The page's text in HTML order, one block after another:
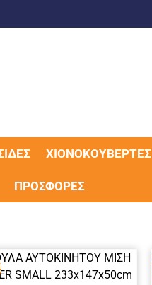
ΧΙΟΝΟΚΟΥΒΈΡΤΕΣ
ΠΡΟΣΦΟΡΈΣ